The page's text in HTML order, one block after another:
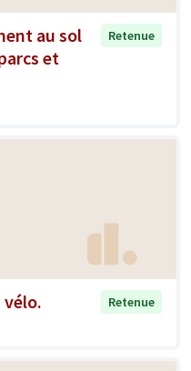
au sol
et
Retenue
vélo.
Retenue